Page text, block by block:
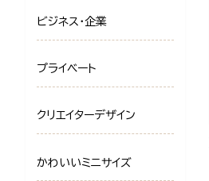
ビジネス・企業
プライベート
クリエイターデザイン
かわいいミニサイズ